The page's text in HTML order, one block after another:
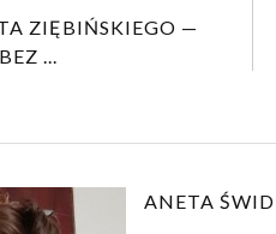
ZIĘBIŃSKIEGO —
...
ANETA